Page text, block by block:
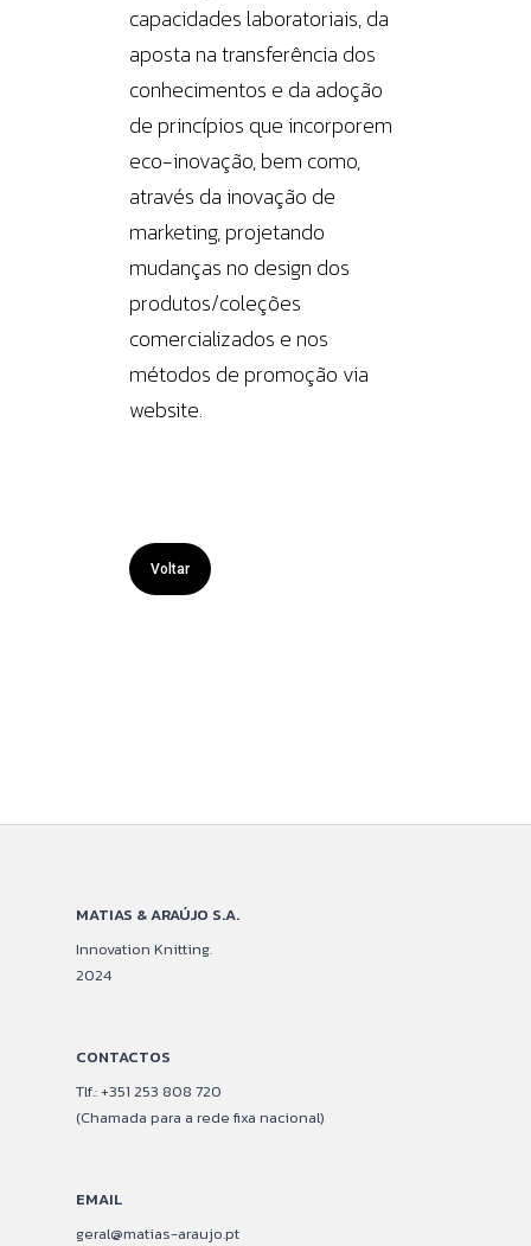
capacidades laboratoriais, da
aposta na transferência dos
conhecimentos e da adoção
de princípios que incorporem
eco-inovação, bem como,
através da inovação de
marketing, projetando
mudanças no design dos
produtos/coleções
comercializados e nos
métodos de promoção via
website.
Voltar
MATIAS & ARAÚJO S.A.
Innovation Knitting.
2024
CONTACTOS
Tlf.: +351 253 808 720
(Chamada para a rede fixa nacional)
EMAIL
geral@matias-araujo.pt